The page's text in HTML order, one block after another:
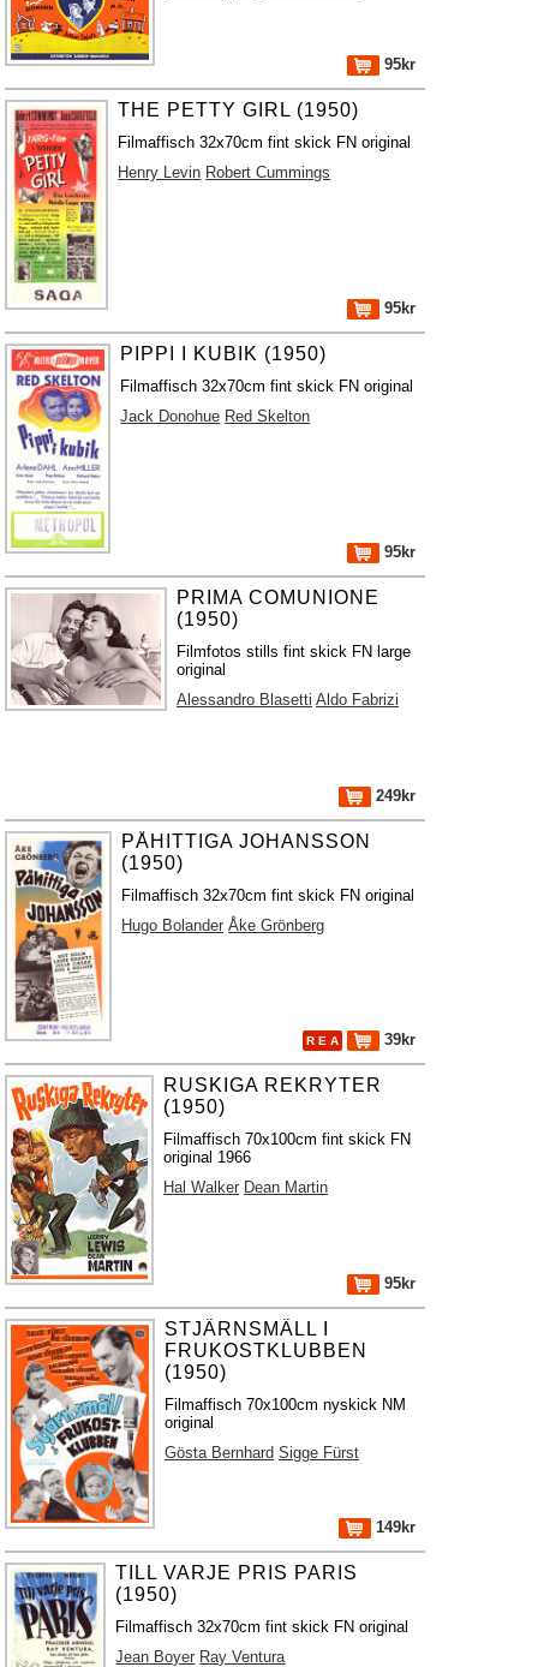
95kr
THE PETTY GIRL (1950)
Filmaffisch 32x70cm fint skick FN original
Henry Levin Robert Cummings
95kr
PIPPI I KUBIK (1950)
Filmaffisch 32x70cm fint skick FN original
Jack Donohue Red Skelton
95kr
PRIMA COMUNIONE
(1950)
Filmfotos stills fint skick FN large
original
Alessandro Blasetti Aldo Fabrizi
249kr
PÅHITTIGA JOHANSSON
(1950)
Filmaffisch 32x70cm fint skick FN original
Hugo Bolander Åke Grönberg
R E A 39kr
RUSKIGA REKRYTER
(1950)
Filmaffisch 70x100cm fint skick FN
original 1966
Hal Walker Dean Martin
95kr
STJÄRNSMÄLL I
FRUKOSTKLUBBEN
(1950)
Filmaffisch 70x100cm nyskick NM
original
Gösta Bernhard Sigge Fürst
149kr
TILL VARJE PRIS PARIS
(1950)
Filmaffisch 32x70cm fint skick FN original
Jean Boyer Ray Ventura